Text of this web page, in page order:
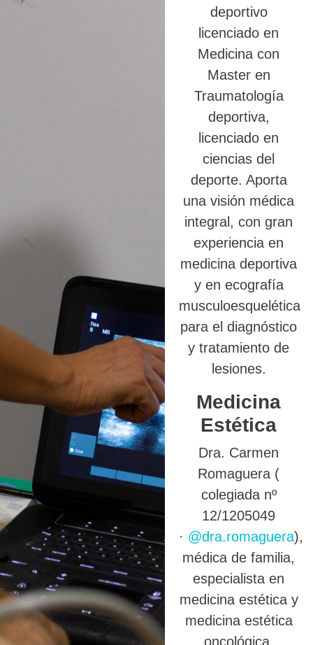
deportivo
licenciado en
Medicina con
Master en
Traumatología
deportiva,
licenciado en
ciencias del
deporte. Aporta
una visión médica
integral, con gran
experiencia en
medicina deportiva
y en ecografía
musculoesquelética
para el diagnóstico
y tratamiento de
lesiones.
Medicina
Estética
Dra. Carmen
Romaguera (
colegiada nº
12/1205049
· @dra.romaguera),
médica de familia,
especialista en
medicina estética y
medicina estética
oncológica.